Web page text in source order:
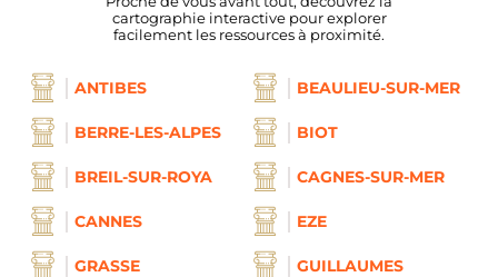
cartographie interactive pour explorer
facilement les ressources à proximité.
ANTIBES BEAULIEU-SUR-MER
BERRE-LES-ALPES BIOT
BREIL-SUR-ROYA CAGNES-SUR-MER
CANNES EZE
GRASSE GUILLAUMES